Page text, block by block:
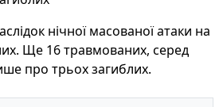
нічної масованої атаки на
Ще 16 травмованих, серед
про трьох загиблих.